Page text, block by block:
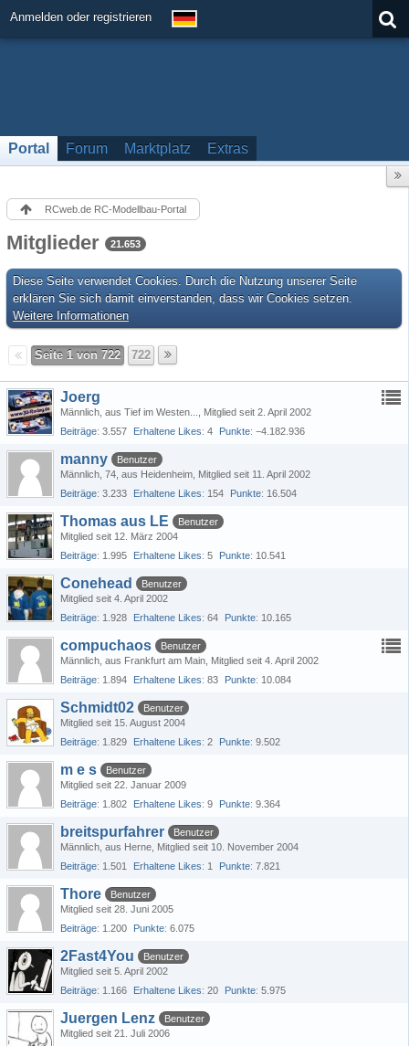
Anmelden oder registrieren
Portal Forum Marktplatz Extras
RCweb.de RC-Modellbau-Portal
Mitglieder 21.653
Diese Seite verwendet Cookies. Durch die Nutzung unserer Seite
erklären Sie sich damit einverstanden, dass wir Cookies setzen.
Weitere Informationen
Seite 1 von 722 722
Joerg
Männlich aus Tief im Westen...
Mitglied seit 2. April 2002
Beiträge 3.557 Erhaltene Likes 4 Punkte −4.182.936
manny
Benutzer
Männlich 74 aus Heidenheim Mitglied seit 11. April 2002
Beiträge 3.233 Erhaltene Likes 154 Punkte 16.504
Thomas aus LE
Benutzer
Mitglied seit 12. März 2004
Beiträge 1.995 Erhaltene Likes 5 Punkte 10.541
Conehead
Benutzer
Mitglied seit 4. April 2002
Beiträge 1.928 Erhaltene Likes 64 Punkte 10.165
compuchaos
Benutzer
Männlich aus Frankfurt am Main Mitglied seit 4. April 2002
Beiträge 1.894 Erhaltene Likes 83 Punkte 10.084
Schmidt02
Benutzer
Mitglied seit 15. August 2004
Beiträge 1.829 Erhaltene Likes 2 Punkte 9.502
m e s
Benutzer
Mitglied seit 22. Januar 2009
Beiträge 1.802 Erhaltene Likes 9 Punkte 9.364
breitspurfahrer
Benutzer
Männlich aus Herne Mitglied seit 10. November 2004
Beiträge 1.501 Erhaltene Likes 1 Punkte 7.821
Thore
Benutzer
Mitglied seit 28. Juni 2005
Beiträge 1.200 Punkte 6.075
2Fast4You
Benutzer
Mitglied seit 5. April 2002
Beiträge 1.166 Erhaltene Likes 20 Punkte 5.975
Juergen Lenz
Benutzer
Mitglied seit 21. Juli 2006